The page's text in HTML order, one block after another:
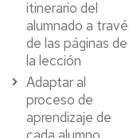
itinerario del
alumnado a
de las páginas de
la lección
Adaptar al
proceso de
aprendizaje de